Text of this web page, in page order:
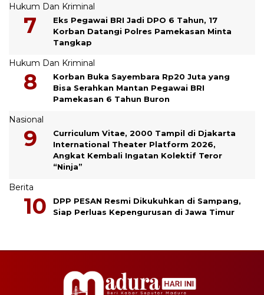
Hukum Dan Kriminal
Eks Pegawai BRI Jadi DPO 6 Tahun, 17
Korban Datangi Polres Pamekasan Minta
Tangkap
Hukum Dan Kriminal
Korban Buka Sayembara Rp20 Juta yang
Bisa Serahkan Mantan Pegawai BRI
Pamekasan 6 Tahun Buron
Nasional
Curriculum Vitae, 2000 Tampil di Djakarta
International Theater Platform 2026,
Angkat Kembali Ingatan Kolektif Teror
“Ninja”
Berita
DPP PESAN Resmi Dikukuhkan di Sampang,
Siap Perluas Kepengurusan di Jawa Timur